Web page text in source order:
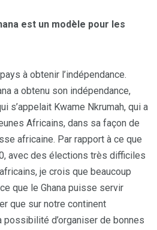
est un modèle pour les
à obtenir l’indépendance.
a obtenu son indépendance,
s’appelait Kwame Nkrumah, qui a
Africains, dans sa façon de
africaine. Par rapport à ce que
avec des élections très difficiles
je crois que beaucoup
que le Ghana puisse servir
que sur notre continent
d’organiser de bonnes